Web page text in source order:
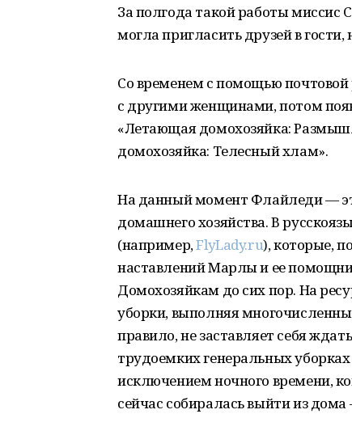
За полгода такой работы миссис
могла пригласить друзей в гости,
Со временем с помощью
с другими женщинами, потом
«Летающая домохозяйка:
домохозяйка: Телесный хлам».
На данный момент Флайледи —
домашнего хозяйства. В
(например,FlyLady.ru), которые,
наставлений Марлы и ее
Домохозяйкам до сих пор. На
уборки, выполняя
правило, не заставляет себя
трудоемких генеральных
исключением ночного времени,
сейчас собиралась выйти из